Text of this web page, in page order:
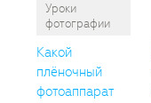
Уроки
фотографии
Какой
плёночный
фотоаппарат